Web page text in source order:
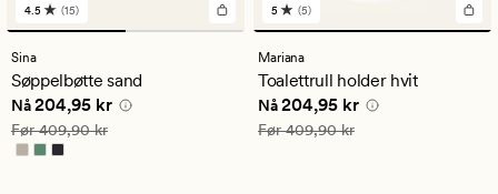
15
anmeldelser
med
en
gjennomsnittlig
vurdering
på
4.5
4.5 (15)
Sina
Søppelbøtte sand
Nåværende pris
Nå204,95 kr
Vanlig pris 409,90 kr
Før409,90 kr
5
anmeldelser
med
en
gjennomsnittlig
vurdering
på
5
5 (5)
Mariana
Toalettrull holder hvit
Nåværende pris
Nå204,95 kr
Vanlig pris 409,90 kr
Før409,90 kr